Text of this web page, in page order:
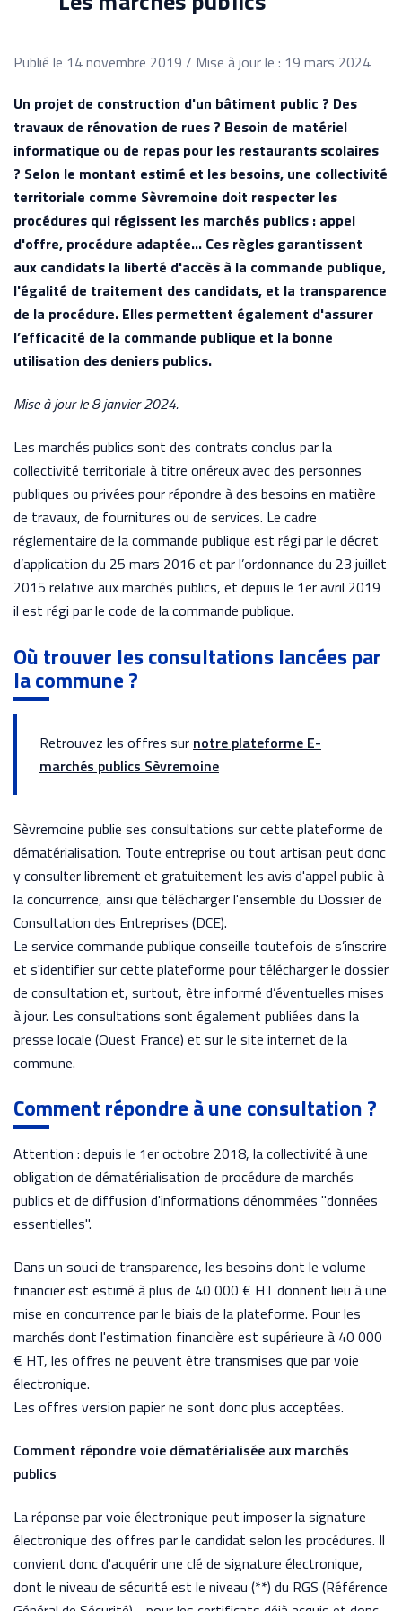
Publié le 14 novembre 2019 / Mise à jour le : 19 mars 2024
Un projet de construction d'un bâtiment public ? Des
travaux de rénovation de rues ? Besoin de matériel
informatique ou de repas pour les restaurants scolaires
? Selon le montant estimé et les besoins, une collectivité
territoriale comme Sèvremoine doit respecter les
procédures qui régissent les marchés publics : appel
d'offre, procédure adaptée... Ces règles garantissent
aux candidats la liberté d'accès à la commande publique,
l'égalité de traitement des candidats, et la transparence
de la procédure. Elles permettent également d'assurer
l’efficacité de la commande publique et la bonne
utilisation des deniers publics.
Mise à jour le 8 janvier 2024.
Les marchés publics sont des contrats conclus par la
collectivité territoriale à titre onéreux avec des personnes
publiques ou privées pour répondre à des besoins en matière
de travaux, de fournitures ou de services. Le cadre
réglementaire de la commande publique est régi par le décret
d’application du 25 mars 2016 et par l’ordonnance du 23 juillet
2015 relative aux marchés publics, et depuis le 1er avril 2019
il est régi par le code de la commande publique.
Où trouver les consultations lancées par
la commune ?
Retrouvez les offres sur notre plateforme E-
marchés publics Sèvremoine
Sèvremoine publie ses consultations sur cette plateforme de
dématérialisation. Toute entreprise ou tout artisan peut donc
y consulter librement et gratuitement les avis d'appel public à
la concurrence, ainsi que télécharger l'ensemble du Dossier de
Consultation des Entreprises (DCE).
Le service commande publique conseille toutefois de s’inscrire
et s'identifier sur cette plateforme pour télécharger le dossier
de consultation et, surtout, être informé d’éventuelles mises
à jour. Les consultations sont également publiées dans la
presse locale (Ouest France) et sur le site internet de la
commune.
Comment répondre à une consultation ?
Attention : depuis le 1er octobre 2018, la collectivité à une
obligation de dématérialisation de procédure de marchés
publics et de diffusion d'informations dénommées "données
essentielles".
Dans un souci de transparence, les besoins dont le volume
financierest estimé à plus de 40 000 € HT donnent lieu à une
mise en concurrence par le biais de la plateforme. Pourles
marchés dont l'estimation financière est supérieure à 40 000
€ HT, les offres ne peuvent être transmises que par voie
électronique.
Les offres version papier ne sont donc plus acceptées.
Comment répondre voie dématérialisée aux marchés
publics
La réponse par voie électronique peut imposer la signature
électronique des offres par le candidat selon les procédures. Il
convient donc d'acquérir une clé de signature électronique,
dont le niveau de sécurité est le niveau (**) du RGS (Référence